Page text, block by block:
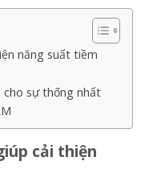
năng suất tiềm
cho sự thống nhất
cải thiện